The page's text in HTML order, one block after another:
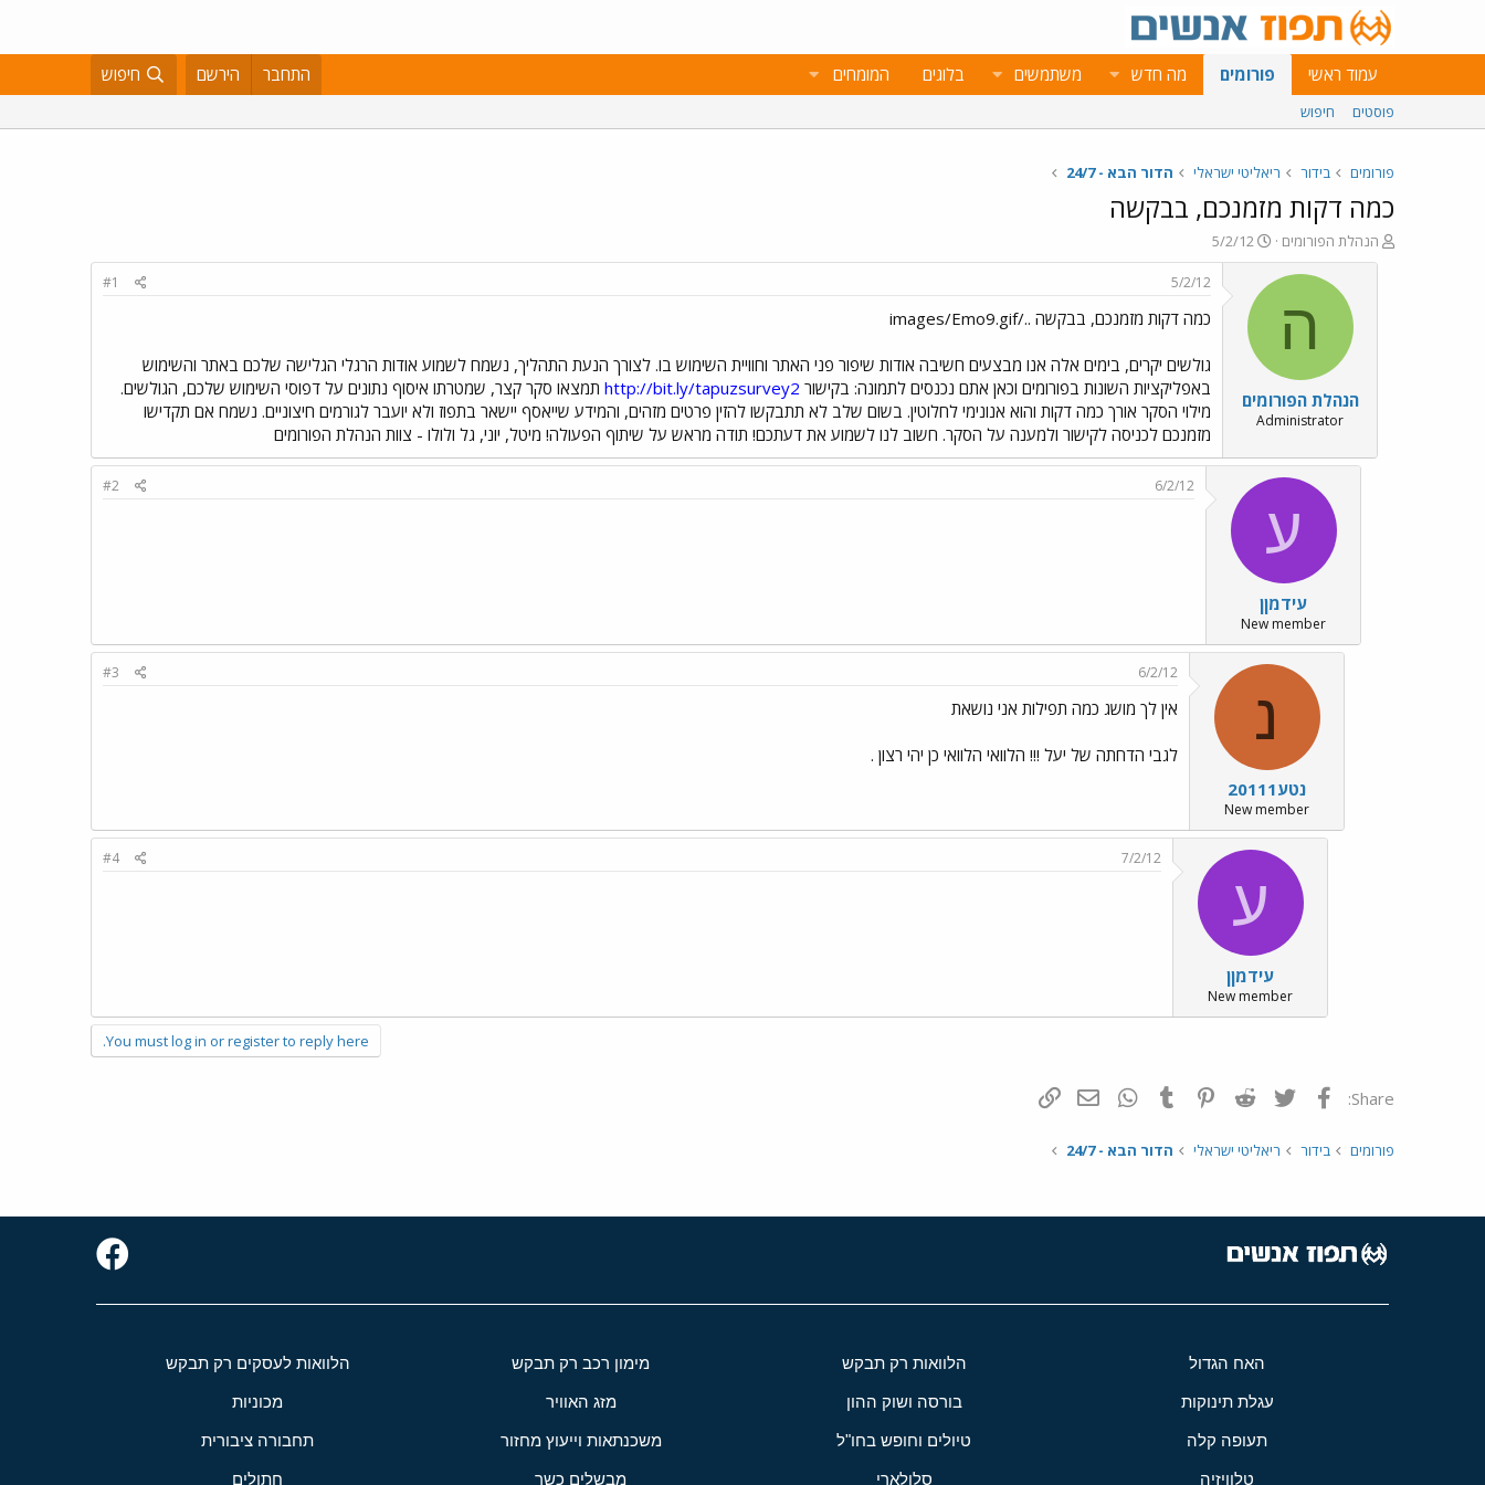
עמוד ראשי פורומים מה חדש משתמשים בלוגים המומחים התחבר הירשם חיפוש
פוסטים חיפוש
פורומים בידור ריאליטי ישראלי הדור הבא - 24/7
כמה דקות מזמנכם, בבקשה
פ
ו
הנהלת הפורומים
פ
ו
ס
ם
ב
ת
ר
5/2/12
ה
הנהלת הפורומים
Administrator
5/2/12
#1
כמה דקות מזמנכם, בבקשה ../images/Emo9.gif
גולשים יקרים, בימים אלה אנו מבצעים חשיבה אודות שיפור פני האתר וחוויית השימוש בו. לצורך הנעת התהליך, נשמח לשמוע אודות הרגלי הגלישה שלכם באתר והשימוש
באפליקציות השונות בפורומים וכאן אתם נכנסים לתמונה: בקישור http://bit.ly/tapuzsurvey2 תמצאו סקר קצר, שמטרתו איסוף נתונים על דפוסי השימוש שלכם, הגולשים.
מילוי הסקר אורך כמה דקות והוא אנונימי לחלוטין. בשום שלב לא תתבקשו להזין פרטים מזהים, והמידע שייאסף יישאר בתפוז ולא יועבר לגורמים חיצוניים. נשמח אם תקדישו
מזמנכם לכניסה לקישור ולמענה על הסקר. חשוב לנו לשמוע את דעתכם! תודה מראש על שיתוף הפעולה! מיטל, יוני, גל ולולו - צוות הנהלת הפורומים
ע
עידמןן
New member
6/2/12
#2
נ
נטע20111
New member
6/2/12
#3
אין לך מושג כמה תפילות אני נושאת
לגבי הדחתה של יעל !!! הלוואי הלוואי כן יהי רצון .
ע
עידמןן
New member
7/2/12
#4
You must log in or register to reply here.
Share: פייסבוק Twitter
Reddit
Pinterest
Tumblr
WhatsAppדואר אלקטרוני
פורומים בידור ריאליטי ישראלי הדור הבא - 24/7
האח הגדול הלוואות רק תבקש מימון רכב רק תבקש הלוואות לעסקים רק תבקש
עגלת תינוקות בורסה ושוק ההון מזג האוויר מכוניות
תעופה קלה טיולים וחופש בחו"ל משכנתאות וייעוץ מחזור תחבורה ציבורית
טלוויזיה סלולארי מבשלים כשר חתולים